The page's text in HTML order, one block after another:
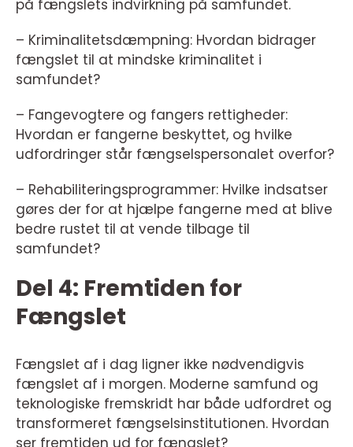
på fængslets indvirkning på samfundet.
– Kriminalitetsdæmpning: Hvordan bidrager
fængslet til at mindske kriminalitet i
samfundet?
– Fangevogtere og fangers rettigheder:
Hvordan er fangerne beskyttet, og hvilke
udfordringer står fængselspersonalet overfor?
– Rehabiliteringsprogrammer: Hvilke indsatser
gøres der for at hjælpe fangerne med at blive
bedre rustet til at vende tilbage til
samfundet?
Del 4: Fremtiden for
Fængslet
Fængslet af i dag ligner ikke nødvendigvis
fængslet af i morgen. Moderne samfund og
teknologiske fremskridt har både udfordret og
transformeret fængselsinstitutionen. Hvordan